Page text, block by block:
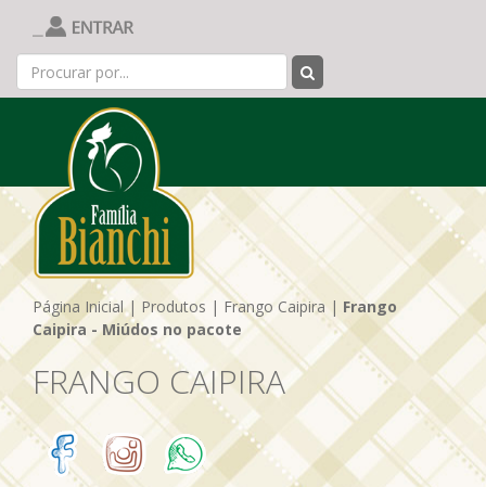
Página Inicial| Produtos | Frango Caipira | Frango
Caipira - Miúdos no pacote
FRANGO CAIPIRA